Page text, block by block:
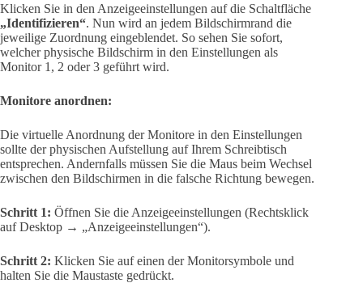
Klicken Sie in den Anzeigeeinstellungen auf die Schaltfläche
„Identifizieren“. Nun wird an jedem Bildschirmrand die
jeweilige Zuordnung eingeblendet. So sehen Sie sofort,
welcher physische Bildschirm in den Einstellungen als
Monitor 1, 2 oder 3 geführt wird.
Monitore anordnen:
Die virtuelle Anordnung der Monitore in den Einstellungen
sollte der physischen Aufstellung auf Ihrem Schreibtisch
entsprechen. Andernfalls müssen Sie die Maus beim Wechsel
zwischen den Bildschirmen in die falsche Richtung bewegen.
Schritt 1: Öffnen Sie die Anzeigeeinstellungen (Rechtsklick
auf Desktop → „Anzeigeeinstellungen“).
Schritt 2: Klicken Sie auf einen der Monitorsymbole und
halten Sie die Maustaste gedrückt.